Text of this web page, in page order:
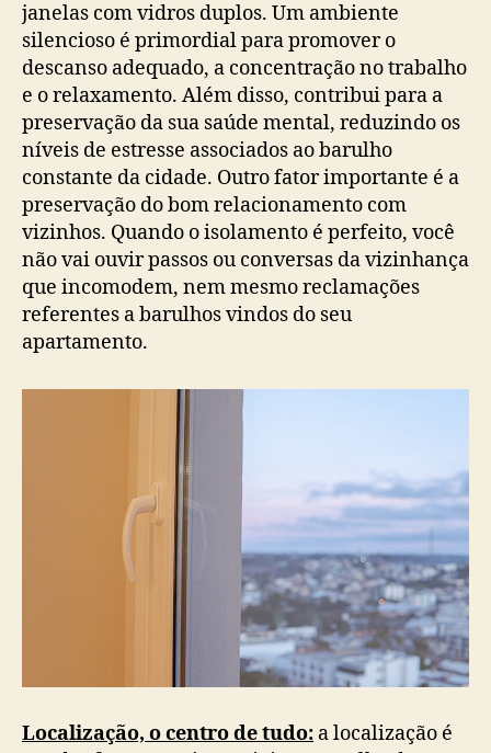
janelas com vidros duplos. Um ambiente
silencioso é primordial para promover o
descanso adequado, a concentração no trabalho
e o relaxamento. Além disso, contribui para a
preservação da sua saúde mental, reduzindo os
níveis de estresse associados ao barulho
constante da cidade. Outro fator importante é a
preservação do bom relacionamento com
vizinhos. Quando o isolamento é perfeito, você
não vai ouvir passos ou conversas da vizinhança
que incomodem, nem mesmo reclamações
referentes a barulhos vindos do seu
apartamento.
Localização, o centro de tudo: a localização é